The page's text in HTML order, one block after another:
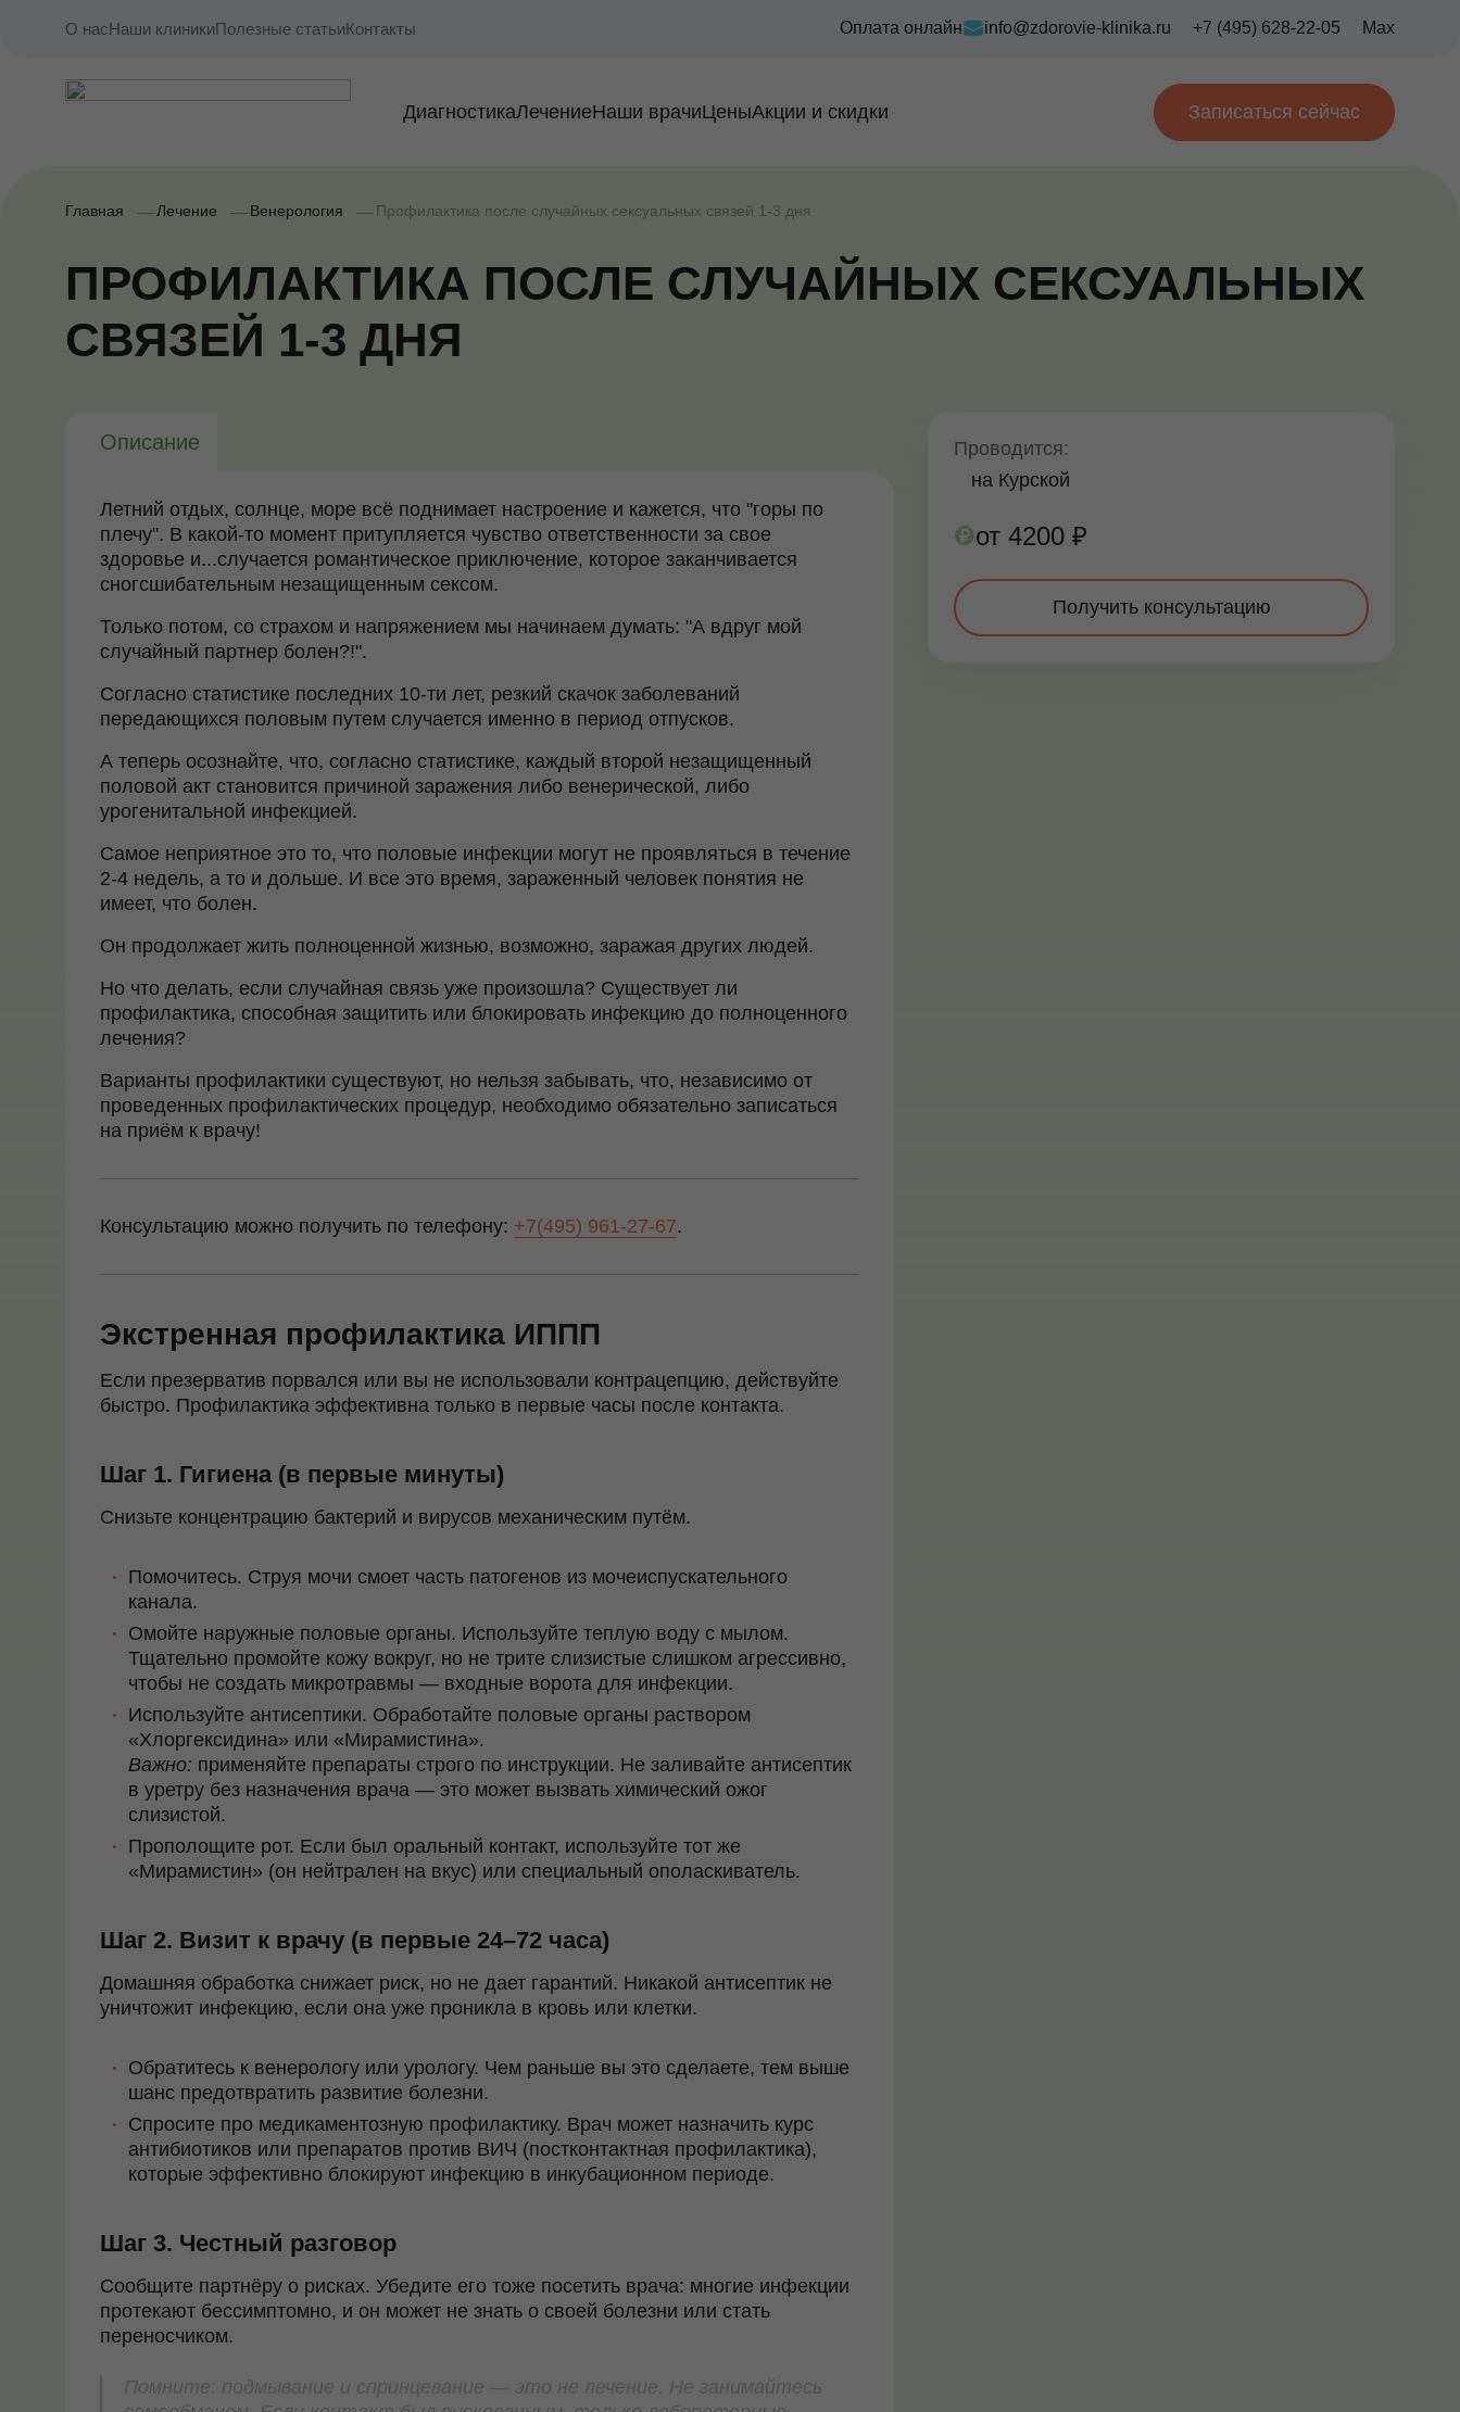
О насНаши клиникиПолезные статьиКонтакты Оплата онлайн info@zdorovie-klinika.ru +7 (495) 628-22-05 Max
ДиагностикаЛечениеНаши врачиЦеныАкции и скидки Записаться сейчас
Главная Лечение Венерология Профилактика после случайных сексуальных связей 1-3 дня
ПРОФИЛАКТИКА ПОСЛЕ СЛУЧАЙНЫХ СЕКСУАЛЬНЫХ
СВЯЗЕЙ 1-3 ДНЯ
Описание
Летний отдых, солнце, море всё поднимает настроение и кажется, что "горы по
плечу". В какой-то момент притупляется чувство ответственности за свое
здоровье и...случается романтическое приключение, которое заканчивается
сногсшибательным незащищенным сексом.
Только потом, со страхом и напряжением мы начинаем думать: "А вдруг мой
случайный партнер болен?!".
Согласно статистике последних 10-ти лет, резкий скачок заболеваний
передающихся половым путем случается именно в период отпусков.
А теперь осознайте, что, согласно статистике, каждый второй незащищенный
половой акт становится причиной заражения либо венерической, либо
урогенитальной инфекцией.
Самое неприятное это то, что половые инфекции могут не проявляться в течение
2-4 недель, а то и дольше. И все это время, зараженный человек понятия не
имеет, что болен.
Он продолжает жить полноценной жизнью, возможно, заражая других людей.
Но что делать, если случайная связь уже произошла? Существует ли
профилактика, способная защитить или блокировать инфекцию до полноценного
лечения?
Варианты профилактики существуют, но нельзя забывать, что, независимо от
проведенных профилактических процедур, необходимо обязательно записаться
на приём к врачу!
Консультацию можно получить по телефону: +7(495) 961-27-67.
Экстренная профилактика ИППП
Если презерватив порвался или вы не использовали контрацепцию, действуйте
быстро. Профилактика эффективна только в первые часы после контакта.
Шаг 1. Гигиена (в первые минуты)
Снизьте концентрацию бактерий и вирусов механическим путём.
Помочитесь. Струя мочи смоет часть патогенов из мочеиспускательного
канала.
Омойте наружные половые органы. Используйте теплую воду с мылом.
Тщательно промойте кожу вокруг, но не трите слизистые слишком агрессивно,
чтобы не создать микротравмы — входные ворота для инфекции.
Используйте антисептики. Обработайте половые органы раствором
«Хлоргексидина» или «Мирамистина».
Важно: применяйте препараты строго по инструкции. Не заливайте антисептик
в уретру без назначения врача — это может вызвать химический ожог
слизистой.
Прополощите рот. Если был оральный контакт, используйте тот же
«Мирамистин» (он нейтрален на вкус) или специальный ополаскиватель.
Шаг 2. Визит к врачу (в первые 24–72 часа)
Домашняя обработка снижает риск, но не дает гарантий. Никакой антисептик не
уничтожит инфекцию, если она уже проникла в кровь или клетки.
Обратитесь к венерологу или урологу. Чем раньше вы это сделаете, тем выше
шанс предотвратить развитие болезни.
Спросите про медикаментозную профилактику. Врач может назначить курс
антибиотиков или препаратов против ВИЧ (постконтактная профилактика),
которые эффективно блокируют инфекцию в инкубационном периоде.
Шаг 3. Честный разговор
Сообщите партнёру о рисках. Убедите его тоже посетить врача: многие инфекции
протекают бессимптомно, и он может не знать о своей болезни или стать
переносчиком.
Проводится:
на Курской
от 4200 ₽
Получить консультацию